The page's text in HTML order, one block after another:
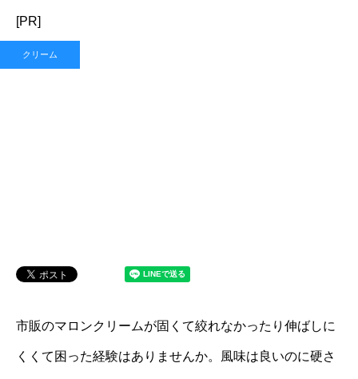
[PR]
クリーム
市販のマロンクリームが固くて絞れなかったり伸ばしに
くくて困った経験はありませんか。風味は良いのに硬さ